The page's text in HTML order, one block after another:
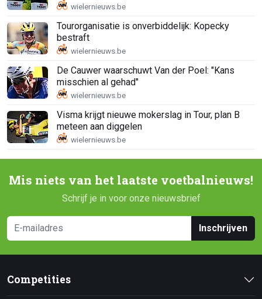
Tourorganisatie is onverbiddelijk: Kopecky
bestraft
De Cauwer waarschuwt Van der Poel: "Kans
misschien al gehad"
Visma krijgt nieuwe mokerslag in Tour, plan B
meteen aan diggelen
Mis niets van het laatste voetbalnieuws!
Schrijf je in voor onze nieuwsbrief
Inschrijven
Competities